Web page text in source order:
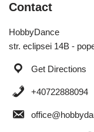
Contact
HobbyDance
str. eclipsei 14B -
Get Directions
+40722888094